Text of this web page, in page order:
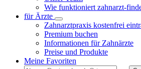
Wie funktioniert zahnarzt-
für Ärzte
Zahnarztpraxis kostenfrei
Premium buchen
Informationen für Zahnärzte
Preise und Produkte
Meine Favoriten